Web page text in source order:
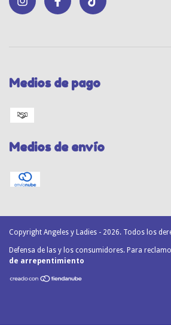
Medios de pago
Medios de envío
Copyright Angeles y Ladies - 2026. Todos los
Defensa de las y los consumidores. Para
de arrepentimiento